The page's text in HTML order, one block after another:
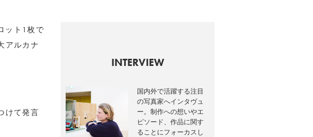
ット1枚で
アルカナ
けて発言
INTERVIEW
国内外で活躍する注目
の写真家へインタヴュ
ー。制作への想いやエ
ピソード、作品に関す
ることにフォーカスし